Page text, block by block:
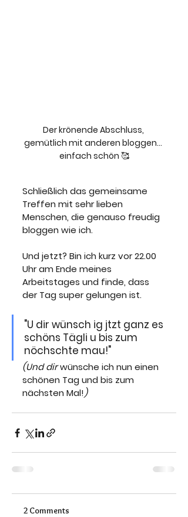
Der krönende Abschluss,
gemütlich mit anderen bloggen...
einfach schön 🥰
Schließlich das gemeinsame
Treffen mit sehr lieben
Menschen, die genauso freudig
bloggen wie ich.
Und jetzt? Bin ich kurz vor 22.00
Uhr am Ende meines
Arbeitstages und finde, dass
der Tag super gelungen ist.
"U dir wünsch ig jtzt ganz es
schöns Tägli u bis zum
nöchschte mau!"
(Und dir wünsche ich nun einen
schönen Tag und bis zum
nächsten Mal!)
2 Comments